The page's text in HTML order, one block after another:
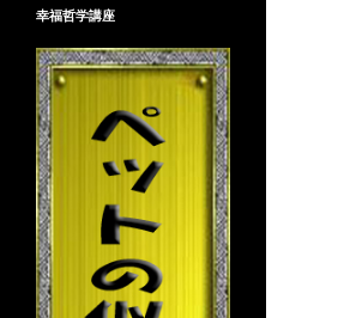
幸福哲学講座